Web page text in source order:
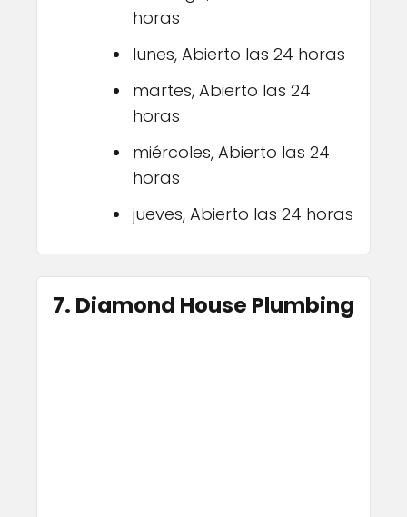
horas
lunes, Abierto las 24 horas
martes, Abierto las 24
horas
miércoles, Abierto las 24
horas
jueves, Abierto las 24 horas
7. Diamond House Plumbing